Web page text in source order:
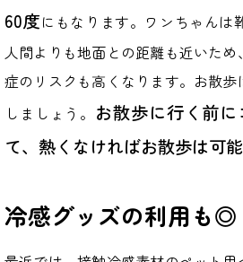
60度にもなります。ワンちゃんは
人間よりも地面との距離も近いた
症のリスクも高くなります。お散
しましょう。 お散歩に行く前
て、熱くなければお散歩は可能
冷感グッズの利用も◎